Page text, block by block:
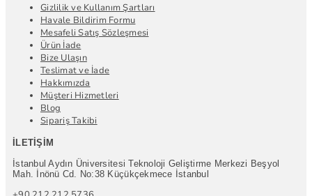
Gizlilik ve Kullanım Şartları
Havale Bildirim Formu
Mesafeli Satış Sözleşmesi
Ürün İade
Bize Ulaşın
Teslimat ve İade
Hakkımızda
Müşteri Hizmetleri
Blog
Sipariş Takibi
İLETIŞIM
İstanbul Aydın Üniversitesi Teknoloji Geliştirme Merkezi Beşyol
Mah. İnönü Cd. No:38 Küçükçekmece İstanbul